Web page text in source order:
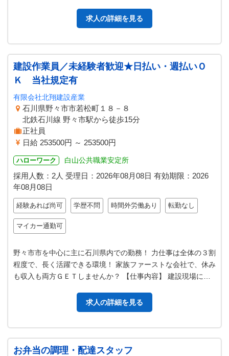
求人の詳細を見る
建設作業員／未経験者歓迎★日払い・週払いＯ
Ｋ 当社規定有
有限会社北翔建設産業
石川県野々市市若松町１８－８
北鉄石川線 野々市駅から徒歩15分
正社員
日給 253500円 ～ 253500円
ハローワーク 白山公共職業安定所
採用人数：2人 受理日： 2026年08月08日 有効期限： 2026
年08月08日
経験あれば尚可 学歴不問 時間外労働あり 転勤なし
マイカー通勤可
野々市市を中心に主に石川県内での勤務！ 力仕事は全体の３割
程度で、長く活躍できる環境！ 家族ファーストな会社で、休み
も収入も両方ＧＥＴしませんか？ 【仕事内容】 建設現場に
求人の詳細を見る
お弁当の調理・配達スタッフ